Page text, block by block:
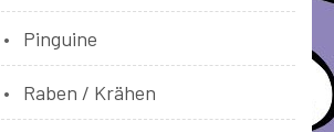
Pinguine
Raben / Krähen